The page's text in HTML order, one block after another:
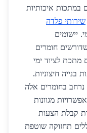
במתכות איכותיות
שירותי פלדה
יישומים
שדורשים חומרים
מתכת לציוד ימי
חיצוניות.
נרחב בחומרים אלה
מגוונות
קבלת הצעות
תחזוקה שוטפת